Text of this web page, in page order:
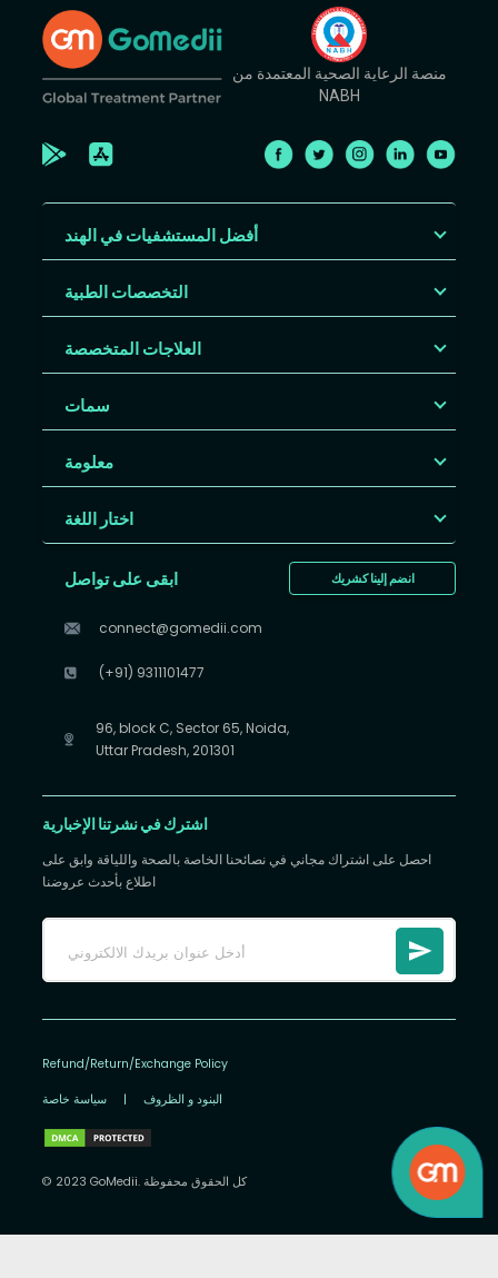
منصة الرعاية الصحية المعتمدة من
NABH
أفضل المستشفيات في الهند
التخصصات الطبية
العلاجات المتخصصة
سمات
معلومة
اختار اللغة
انضم إلينا كشريك ابقى على تواصل
connect@gomedii.com
(+91) 9311101477
96, block C, Sector 65, Noida,
Uttar Pradesh, 201301
اشترك في نشرتنا الإخبارية
احصل على اشتراك مجاني في نصائحنا الخاصة بالصحة واللياقة وابق على
اطلاع بأحدث عروضنا
Refund/Return/Exchange Policy
سياسة خاصة | البنود و الظروف
© 2023 GoMedii. كل الحقوق محفوظة